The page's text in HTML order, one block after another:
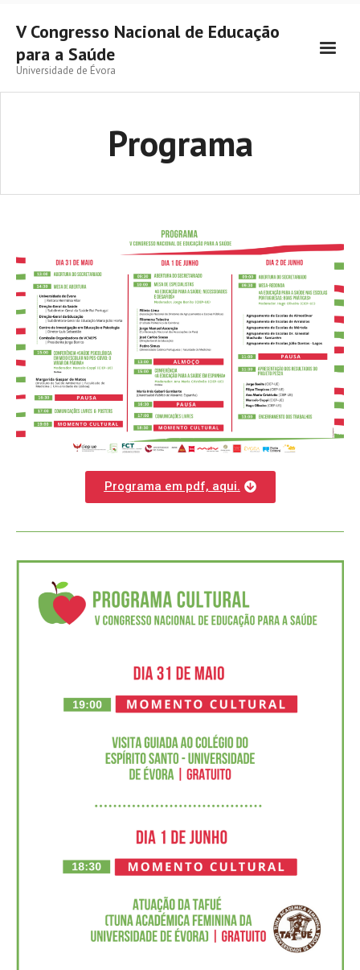
V Congresso Nacional de Educação
para a Saúde
Universidade de Évora
Programa
Programa em pdf, aqui.